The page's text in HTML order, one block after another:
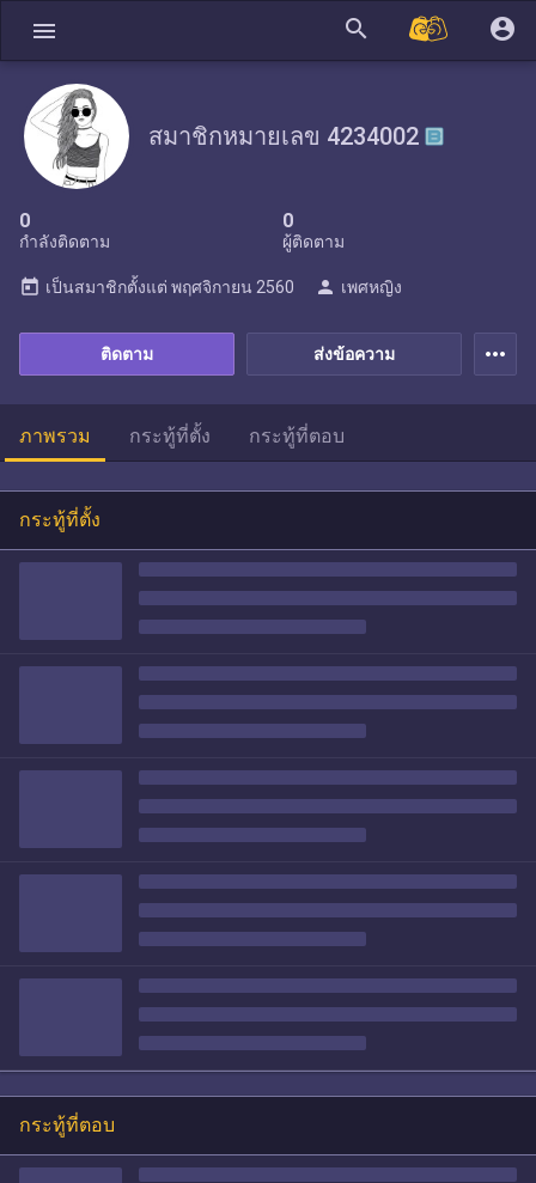
menu search account_circle
สมาชิกหมายเลข 4234002
0
กำลังติดตาม
0
ผู้ติดตาม
ส่งข้อความ
ติดตาม
today เป็นสมาชิกตั้งแต่ พฤศจิกายน 2560 person เพศหญิง
more_horiz
ภาพรวม กระทู้ที่ตั้ง กระทู้ที่ตอบ
กระทู้ที่ตั้ง
กระทู้ที่ตอบ